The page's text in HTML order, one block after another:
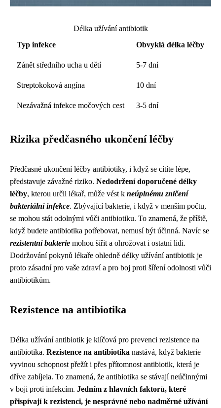
Délka užívání antibiotik
Typ infekce
Obvyklá délka léčby
Zánět středního ucha u dětí 5-7 dní
Streptokoková angína 10 dní
Nezávažná infekce močových cest 3-5 dní
Rizika předčasného ukončení léčby
Předčasné ukončení léčby antibiotiky, i když se cítíte lépe,
představuje závažné riziko. Nedodržení doporučené délky
léčby, kterou určil lékař, může vést k neúplnému zničení
bakteriální infekce. Zbývající bakterie, i když v menším počtu,
se mohou stát odolnými vůči antibiotiku. To znamená, že příště,
když budete antibiotika potřebovat, nemusí být účinná. Navíc se
rezistentní bakterie mohou šířit a ohrožovat i ostatní lidi.
Dodržování pokynů lékaře ohledně délky užívání antibiotik je
proto zásadní pro vaše zdraví a pro boj proti šíření odolnosti vůči
antibiotikům.
Rezistence na antibiotika
Délka užívání antibiotik je klíčová pro prevenci rezistence na
antibiotika. Rezistence na antibiotika nastává, když bakterie
vyvinou schopnost přežít i přes přítomnost antibiotik, která je
dříve zabíjela. To znamená, že antibiotika se stávají neúčinnými
v boji proti infekcím. Jedním z hlavních faktorů, které
přispívají k rezistenci, je nesprávné nebo nadměrné užívání